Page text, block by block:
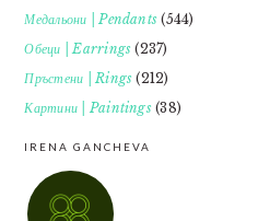
Медальони | Pendants (544)
Обеци | Earrings (237)
Пръстени | Rings (212)
Картини | Paintings(38)
IRENA GANCHEVA